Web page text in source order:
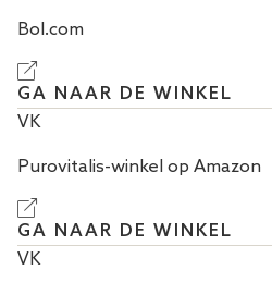
Bol.com
GA NAAR DE WINKEL
VK
Purovitalis-winkel op Amazon
GA NAAR DE WINKEL
VK